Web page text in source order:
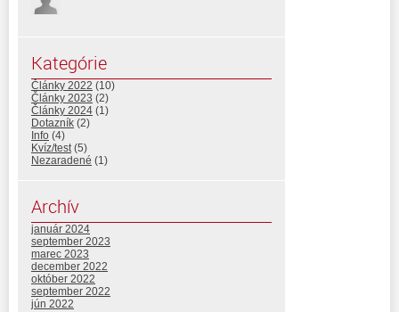
Kategórie
Články 2022 (10)
Články 2023 (2)
Články 2024 (1)
Dotazník (2)
Info (4)
Kvíz/test(5)
Nezaradené (1)
Archív
január 2024
september 2023
marec 2023
december 2022
október 2022
september 2022
jún 2022